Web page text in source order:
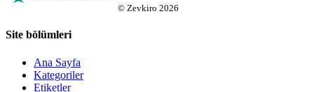
© Zevkiro 2026
Site bölümleri
Ana Sayfa
Kategoriler
Etiketler